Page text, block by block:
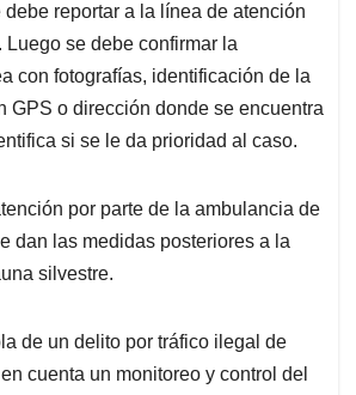
reportar a la línea de atención
Luego se debe confirmar la
con fotografías, identificación de la
GPS o dirección donde se encuentra
si se le da prioridad al caso.
por parte de la ambulancia de
dan las medidas posteriores a la
silvestre.
de un delito por tráfico ilegal de
cuenta un monitoreo y control del